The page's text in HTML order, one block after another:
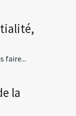
faire...
la